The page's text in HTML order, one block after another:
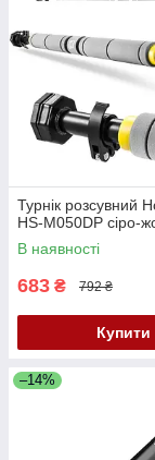
Турнік розсувний
HS-M050DP сіро-
В наявності
683 ₴ 792 ₴
Купити
–14%